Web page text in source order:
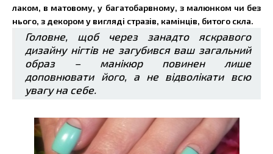
лаком, в матовому, у багатобарвному, з малюнком чи без
нього, з декором у вигляді стразів, камінців, битого скла.
Головне, щоб через занадто яскравого
дизайну нігтів не загубився ваш загальний
образ – манікюр повинен лише
доповнювати його, а не відволікати всю
увагу на себе.